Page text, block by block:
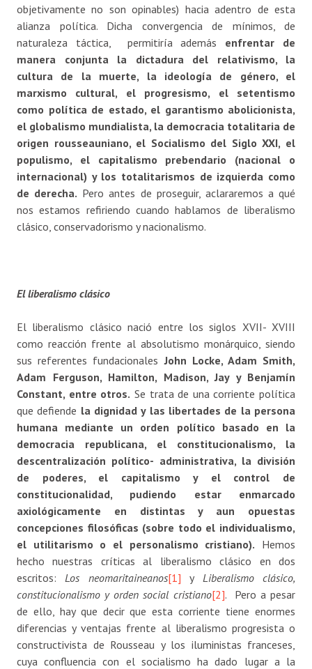
objetivamente no son opinables) hacia adentro de esta
alianza política. Dicha convergencia de mínimos, de
naturaleza táctica, permitiría además enfrentar de
manera conjunta la dictadura del relativismo, la
cultura de la muerte, la ideología de género, el
marxismo cultural, el progresismo, el setentismo
como política de estado, el garantismo abolicionista,
el globalismo mundialista, la democracia totalitaria de
origen rousseauniano, el Socialismo del Siglo XXI, el
populismo, el capitalismo prebendario (nacional o
internacional) y los totalitarismos de izquierda como
de derecha. Pero antes de proseguir, aclararemos a qué
nos estamos refiriendo cuando hablamos de liberalismo
clásico, conservadorismo y nacionalismo.
El liberalismo clásico
El liberalismo clásico nació entre los siglos XVII- XVIII
como reacción frente al absolutismo monárquico, siendo
sus referentes fundacionalesJohn Locke, Adam Smith,
Adam Ferguson, Hamilton, Madison, Jay y Benjamín
Constant, entre otros. Se trata de una corriente política
que defiende la dignidad y las libertades de la persona
humana mediante un orden político basado en la
democracia republicana, el constitucionalismo, la
descentralización político- administrativa, la división
de poderes, el capitalismo y el control de
constitucionalidad, pudiendo estar enmarcado
axiológicamente en distintas y aun opuestas
concepciones filosóficas (sobre todo el individualismo,
el utilitarismo o el personalismo cristiano). Hemos
hecho nuestras críticas al liberalismo clásico en dos
escritos: Los neomaritaineanos[1] y Liberalismo clásico,
constitucionalismo y orden social cristiano[2]. Pero a pesar
de ello, hay que decir que esta corriente tiene enormes
diferencias y ventajas frente al liberalismo progresista o
constructivista de Rousseau y los iluministas franceses,
cuya confluencia con el socialismo ha dado lugar a la